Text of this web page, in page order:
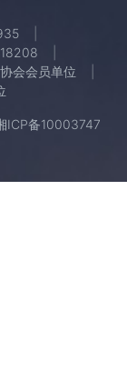
会会员单位
ICP备10003747